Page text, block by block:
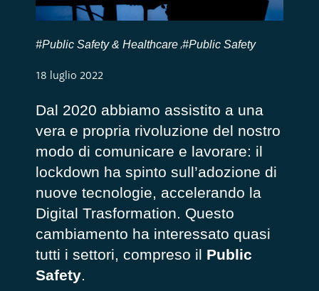
#Public Safety & Healthcare ,#Public Safety
18 luglio 2022
Dal 2020 abbiamo assistito a una
vera e propria rivoluzione del nostro
modo di comunicare e lavorare: il
lockdown ha spinto sull’adozione di
nuove tecnologie, accelerando la
Digital Trasformation. Questo
cambiamento ha interessato quasi
tutti i settori, compreso il Public
Safety.